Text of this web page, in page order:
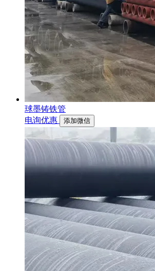
球墨铸铁管
电询优惠
添加微信